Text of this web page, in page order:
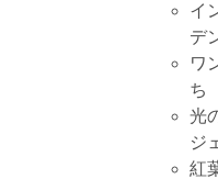
イ
デ
ワ
ち
光
ジ
紅